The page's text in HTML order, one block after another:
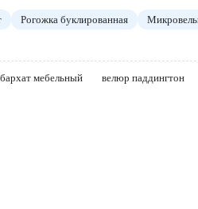
Рогожка буклированная
бархат мебельный велюр паддингтон